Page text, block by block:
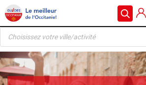
Skip
to
content
Recherche
produits